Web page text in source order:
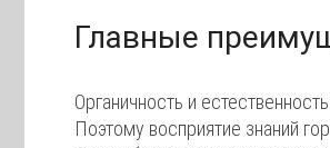
Главные
Органичность и
Поэтому восприятие знаний